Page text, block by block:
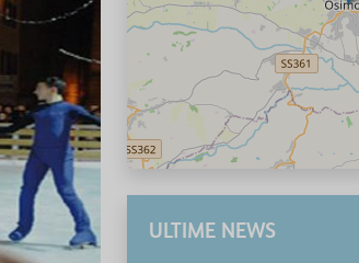
ULTIME NEWS